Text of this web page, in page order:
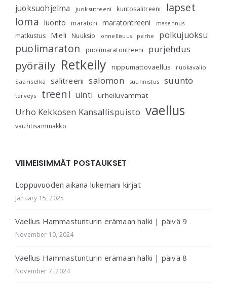
juoksuohjelma juoksutreeni kuntosalitreeni
lapset
loma
luonto maraton maratontreeni masennus
matkustus Mieli Nuuksio onnellisuus perhe polkujuoksu
puolimaraton puolimaratontreeni purjehdus
pyöräily Retkeily riippumattovaellus
ruokavalio
Saariselkä
salitreeni salomon suunnistus suunto
terveys treeni uinti urheiluvammat
Urho Kekkosen Kansallispuisto vaellus
vauhtisammakko
VIIMEISIMMÄT POSTAUKSET
Loppuvuoden aikana lukemani kirjat
January 15, 2025
Vaellus Hammastunturin erämaan halki | päivä 9
November 10, 2024
Vaellus Hammastunturin erämaan halki | päivä 8
November 7, 2024